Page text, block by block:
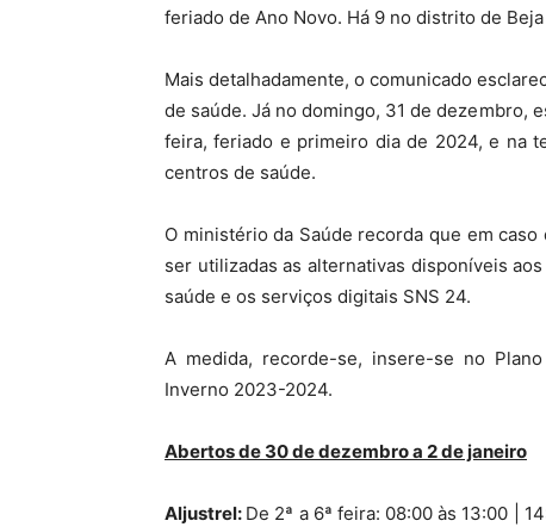
feriado de Ano Novo. Há 9 no distrito de
Mais detalhadamente, o comunicado
de saúde. Já no domingo, 31 de dezembro,
feira, feriado e primeiro dia de 2024, e na
centros de saúde.
O ministério da Saúde recorda que em
ser utilizadas as alternativas disponíveis
saúde e os serviços digitais SNS 24.
A medida, recorde-se, insere-se no
Inverno 2023-2024.
Abertos de 30 de dezembro a 2 de janeiro
Aljustrel: De 2ª a 6ª feira: 08:00 às 13:00 |